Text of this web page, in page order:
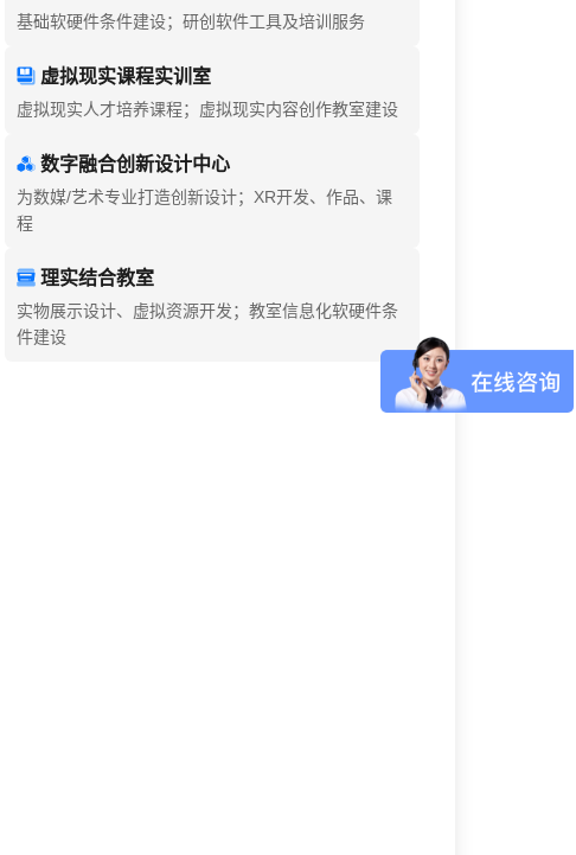
基础软硬件条件建设；研创软件工具及培训服务
虚拟现实课程实训室
虚拟现实人才培养课程；虚拟现实内容创作教室建设
数字融合创新设计中心
为数媒/艺术专业打造创新设计；XR开发、作品、课
程
理实结合教室
实物展示设计、虚拟资源开发；教室信息化软硬件条
件建设